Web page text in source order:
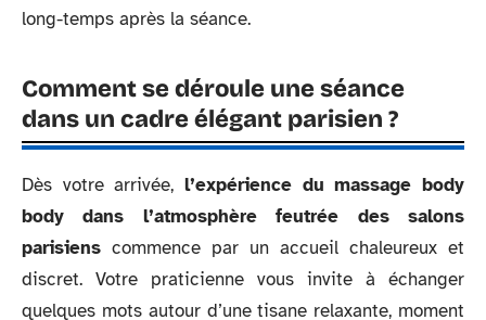
long-temps après la séance.
Comment se déroule une séance
dans un cadre élégant parisien ?
Dès votre arrivée, l’expérience du massage body
body dans l’atmosphère feutrée des salons
parisiens commence par un accueil chaleureux et
discret. Votre praticienne vous invite à échanger
quelques mots autour d’une tisane relaxante, moment